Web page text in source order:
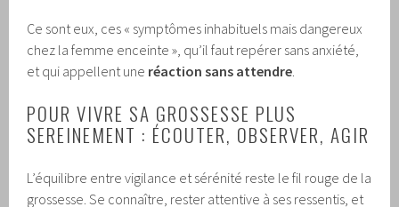
Ce sont eux, ces « symptômes inhabituels mais dangereux
chez la femme enceinte », qu’il faut repérer sans anxiété,
et qui appellent une réaction sans attendre.
POUR VIVRE SA GROSSESSE PLUS
SEREINEMENT : ÉCOUTER, OBSERVER, AGIR
L’équilibre entre vigilance et sérénité reste le fil rouge de la
grossesse. Se connaître, rester attentive à ses ressentis, et